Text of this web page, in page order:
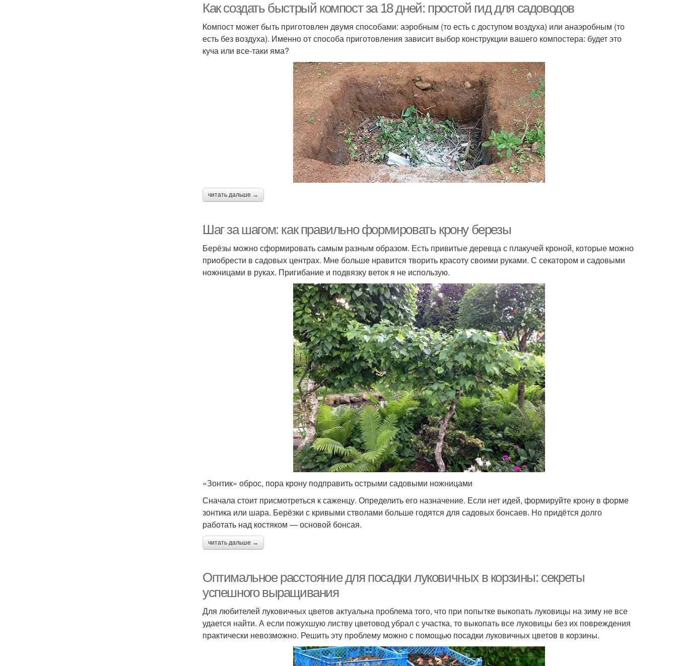
Как создать быстрый компост за 18 дней: простой гид для садоводов
Компост может быть приготовлен двумя способами: аэробным (то есть с доступом воздуха) или анаэробным (то
есть без воздуха). Именно от способа приготовления зависит выбор конструкции вашего компостера: будет это
куча или все-таки яма?
читать дальше →
Шаг за шагом: как правильно формировать крону березы
Берёзы можно сформировать самым разным образом. Есть привитые деревца с плакучей кроной, которые можно
приобрести в садовых центрах. Мне больше нравится творить красоту своими руками. С секатором и садовыми
ножницами в руках. Пригибание и подвязку веток я не использую.
«Зонтик» оброс, пора крону подправить острыми садовыми ножницами
Сначала стоит присмотреться к саженцу. Определить его назначение. Если нет идей, формируйте крону в форме
зонтика или шара. Берёзки с кривыми стволами больше годятся для садовых бонсаев. Но придётся долго
работать над костяком — основой бонсая.
читать дальше →
Оптимальное расстояние для посадки луковичных в корзины: секреты
успешного выращивания
Для любителей луковичных цветов актуальна проблема того, что при попытке выкопать луковицы на зиму не все
удается найти. А если пожухшую листву цветовод убрал с участка, то выкопать все луковицы без их повреждения
практически невозможно. Решить эту проблему можно с помощью посадки луковичных цветов в корзины.